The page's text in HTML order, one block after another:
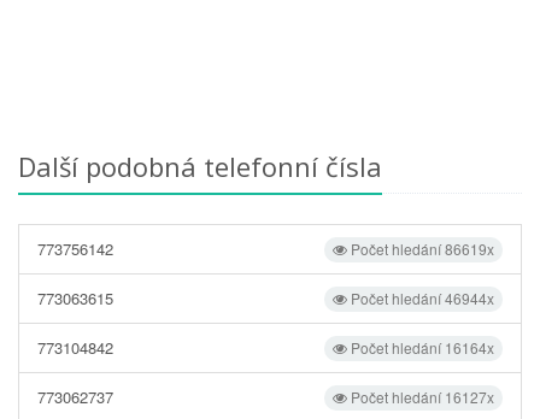
Další podobná telefonní čísla
Počet hledání 86619x
773756142
Počet hledání 46944x
773063615
Počet hledání 16164x
773104842
Počet hledání 16127x
773062737